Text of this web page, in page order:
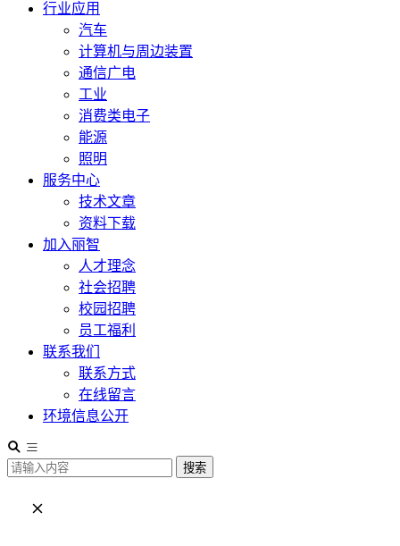
行业应用
汽车
计算机与周边装置
通信广电
工业
消费类电子
能源
照明
服务中心
技术文章
资料下载
加入丽智
人才理念
社会招聘
校园招聘
员工福利
联系我们
联系方式
在线留言
环境信息公开
搜索